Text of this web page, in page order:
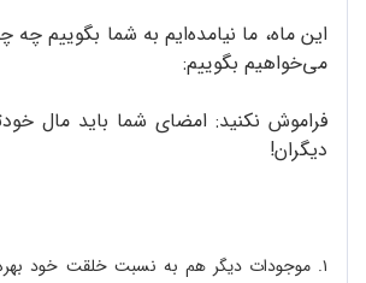
این ماه، ما نیامده‌ایم به شما بگوییم
می‌خواهیم بگوییم:
فراموش نکنید: امضای شما باید مال
دیگران!
۱. موجودات دیگر هم به نسبت خلقت خود